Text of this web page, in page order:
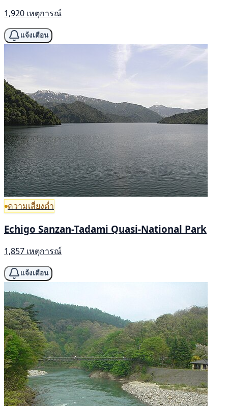
1,920 เหตุการณ์
แจ้งเตือน
ความเสี่ยงต่ำ
Echigo Sanzan-Tadami Quasi-National Park
1,857 เหตุการณ์
แจ้งเตือน